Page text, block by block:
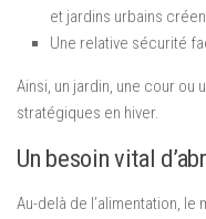
et jardins urbains
Une relative sécurité
Ainsi, un jardin, une cour ou
stratégiques en hiver.
Un besoin vital
Au-delà de l’alimentation,